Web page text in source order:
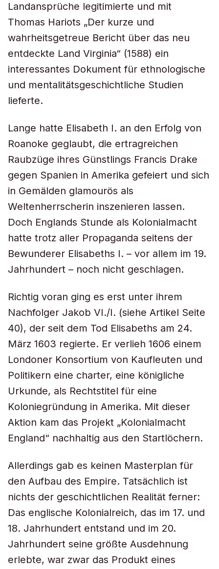
Landansprüche legitimierte und mit
Thomas Hariots „Der kurze und
wahrheitsgetreue Bericht über das neu
entdeckte Land Virginia“ (1588) ein
interessantes Dokument für ethnologische
und mentalitätsgeschichtliche Studien
lieferte.
Lange hatte Elisabeth I. an den Erfolg von
Roanoke geglaubt, die ertragreichen
Raubzüge ihres Günstlings Francis Drake
gegen Spanien in Amerika gefeiert und sich
in Gemälden glamourös als
Weltenherrscherin inszenieren lassen.
Doch Englands Stunde als Kolonialmacht
hatte trotz aller Propaganda seitens der
Bewunderer Elisabeths I. – vor allem im 19.
Jahrhundert – noch nicht geschlagen.
Richtig voran ging es erst unter ihrem
Nachfolger Jakob VI./I. (siehe Artikel Seite
40), der seit dem Tod Elisabeths am 24.
März 1603 regierte. Er verlieh 1606 einem
Londoner Konsortium von Kaufleuten und
Politikern eine charter, eine königliche
Urkunde, als Rechtstitel für eine
Koloniegründung in Amerika. Mit dieser
Aktion kam das Projekt „Kolonialmacht
England“ nachhaltig aus den Startlöchern.
Allerdings gab es keinen Masterplan für
den Aufbau des Empire. Tatsächlich ist
nichts der geschichtlichen Realität ferner:
Das englische Kolonialreich, das im 17. und
18. Jahrhundert entstand und im 20.
Jahrhundert seine größte Ausdehnung
erlebte, war zwar das Produkt eines